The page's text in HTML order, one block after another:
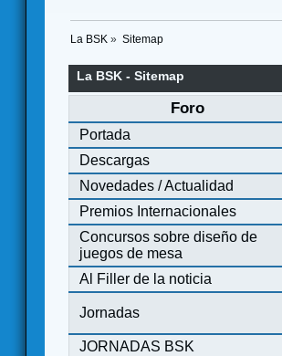
La BSK » Sitemap
La BSK - Sitemap
Foro
Portada
Descargas
Novedades / Actualidad
Premios Internacionales
Concursos sobre diseño de
juegos de mesa
Al Filler de la noticia
Jornadas
JORNADAS BSK